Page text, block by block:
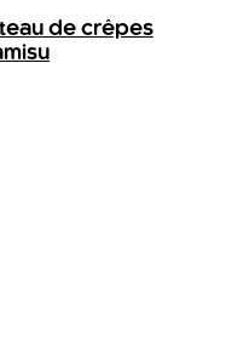
de crêpes